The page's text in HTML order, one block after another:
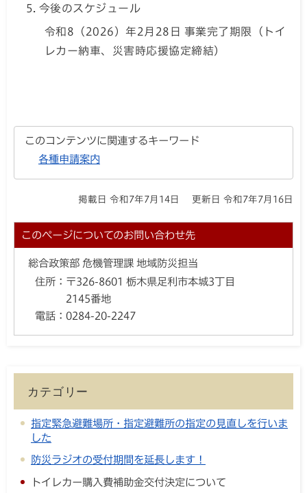
今後のスケジュール
令和8（2026）年2月28日 事業完了期限（トイ
レカー納車、災害時応援協定締結）
このコンテンツに関連するキーワード
各種申請案内
掲載日 令和7年7月14日 更新日 令和7年7月16日
このページについてのお問い合わせ先
総合政策部 危機管理課 地域防災担当
住所： 〒326-8601 栃木県足利市本城3丁目
2145番地
電話： 0284-20-2247
カテゴリー
指定緊急避難場所・指定避難所の指定の見直しを行いま
した
防災ラジオの受付期間を延長します！
トイレカー購入費補助金交付決定について